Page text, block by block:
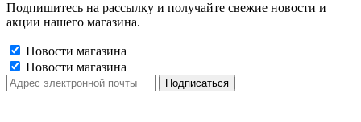
Подпишитесь на рассылку и получайте свежие новости и
акции нашего магазина.
Новости магазина
Новости магазина